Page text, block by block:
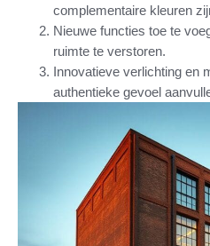
complementaire kleuren
Nieuwe functies toe te
ruimte te verstoren.
Innovatieve verlichting en
authentieke gevoel